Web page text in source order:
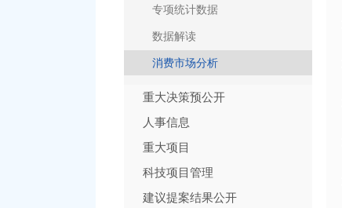
专项统计数据
数据解读
消费市场分析
重大决策预公开
人事信息
重大项目
科技项目管理
建议提案结果公开